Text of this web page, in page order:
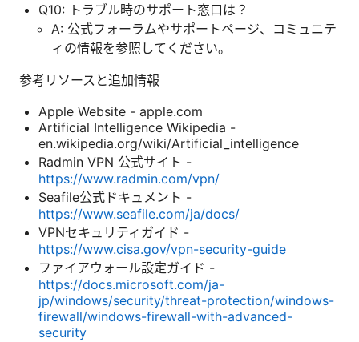
Q10: トラブル時のサポート窓口は？
A: 公式フォーラムやサポートページ、コミュニテ
ィの情報を参照してください。
参考リソースと追加情報
Apple Website - apple.com
Artificial Intelligence Wikipedia -
en.wikipedia.org/wiki/Artificial_intelligence
Radmin VPN 公式サイト -
https://www.radmin.com/vpn/
Seafile公式ドキュメント -
https://www.seafile.com/ja/docs/
VPNセキュリティガイド -
https://www.cisa.gov/vpn-security-guide
ファイアウォール設定ガイド -
https://docs.microsoft.com/ja-
jp/windows/security/threat-protection/windows-
firewall/windows-firewall-with-advanced-
security